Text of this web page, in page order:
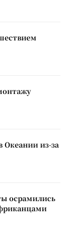
Океании из-за
осрамились